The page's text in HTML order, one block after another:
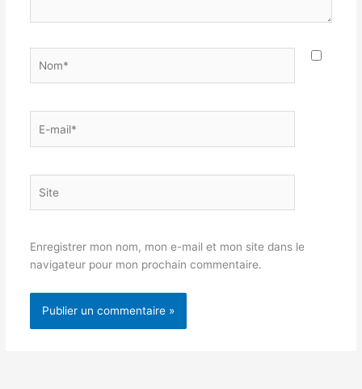
mail*
Enregistrer mon nom, mon e-mail et mon site dans le
navigateur pour mon prochain commentaire.